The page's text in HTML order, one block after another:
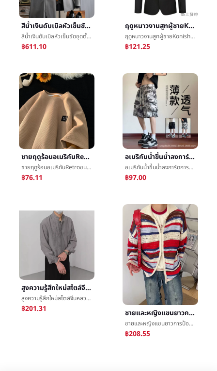
สีน้ำเงินดับเบิลหัวเข็มขัดชุดตั้งผู้ชายแต่งตัวอังกฤษแฟชั่นงานแต่งงานเพื่อนเจ้าบ่าวเสื้อผ้างานLeisureสูทผู้ชาย
สีน้ำเงินดับเบิลหัวเข็มขัดชุดตั้งผู้ชายแต่งตัวอังกฤษแฟชั่นงานแต่งงานเพื่อนเจ้าบ่าวเสื้อผ้างานLeisureสูทผู้ชาย
฿611.10
ฤดูหนาวงานสูทผู้ชายKonishiเสื้อผ้าบวกไขมันบวกå¤§รหัสไปทำงานเสื้อผ้าคนอ้วนใหญ่Leisureเสื้อโค้ทน้ำขึ้นน้ำลงผู้ชาย
ฤดูหนาวงานสูทผู้ชายKonishiเสื้อผ้าบวกไขมันบวกå¤§รหัสไปทำงานเสื้อผ้าคนอ้วนใหญ่Leisureเสื้อโค้ทน้ำขึ้นน้ำลงผู้ชาย
฿121.25
ชายฤดูร้อนอเมริกันRetroขนมชนิดหนึ่งตะแกรงแขนสั้นtเสื้อเชิ้ตเฮฟวี่เวทบริสุทธิ์ใหญ่รหัสระบายอากาศได้ดีน้ำขึ้นน้ำลงการ์ดหลวมLeisureครึ่งแขนเสื้อ
ชายฤดูร้อนอเมริกันRetroขนมชนิดหนึ่งตะแกรงแขนสั้นtเสื้อเชิ้ตเฮฟวี่เวทบริสุทธิ์ใหญ่รหัสระบายอากาศได้ดีน้ำขึ้นน้ำลงการ์ดหลวมLeisureครึ่งแขนเสื้อ
฿76.11
อเมริกันน้ำขึ้นน้ำลงการ์ดการขับรถกางเกงขาสั้นผู้ชายฤดูร้อนสูงเอววัยรุ่นกางเกงLeisureTieDye-ใหญ่กระเป๋าเสื้อห้านาทีกางเกงขี่ม้า
อเมริกันน้ำขึ้นน้ำลงการ์ดการขับรถกางเกงขาสั้นผู้ชายฤดูร้อนสูงเอววัยรุ่นกางเกงLeisureTieDye-ใหญ่กระเป๋าเสื้อห้านาทีกางเกงขี่ม้า
฿97.00
สูงความรู้สึกใหม่สไตล์จีนหลวมแขนยาวปลอกคอเสื้อเชิ้ตชายฤดูใบไม้ผลิฤดูหนาวบางแจ็คเก็ตเทรนด์Leisureผ้าลินินเสื้อเชิ้ต
สูงความรู้สึกใหม่สไตล์จีนหลวมแขนยาวปลอกคอเสื้อเชิ้ตชายฤดูใบไม้ผลิฤดูหนาวบางแจ็คเก็ตเทรนด์Leisureผ้าลินินเสื้อเชิ้ต
฿201.31 ชายและหญิงแขนยาวการป้องกันความเสี่ยงฤดูหนาวเสื้อถักLeisureวันแผนกอารมณ์หลวมชนิดคนหนุ่มสาวเป็นที่นิยมเสื้อกันหนาว2023ปก
ชายและหญิงแขนยาวการป้องกันความเสี่ยงฤดูหนาวเสื้อถักLeisureวันแผนกอารมณ์หลวมชนิดคนหนุ่มสาวเป็นที่นิยมเสื้อกันหนาว2023ปก
฿208.55